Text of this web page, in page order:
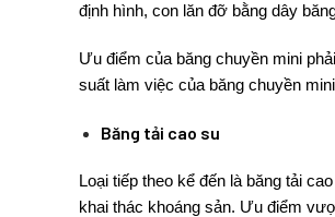
định hình, con lăn đỡ bằng dây
Ưu điểm của băng chuyền mini
suất làm việc của băng chuyền
Băng tải cao su
Loại tiếp theo kể đến là băng tải
khai thác khoáng sản. Ưu điểm